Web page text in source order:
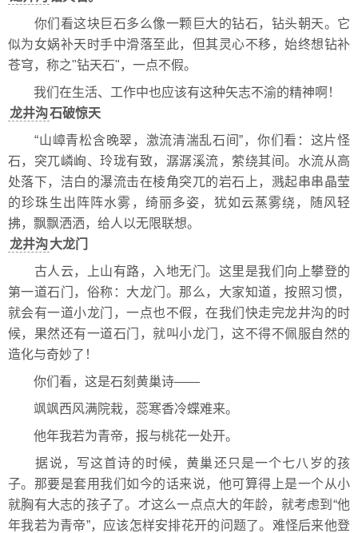
你们看这块巨石多么像一颗巨大的钻石，钻头朝天。它
似为女娲补天时手中滑落至此，但其灵心不移，始终想钻补
苍穹，称之"钻天石"，一点不假。
我们在生活、工作中也应该有这种矢志不渝的精神啊！
龙井沟石破惊天
“山嶂青松含晚翠，激流清湍乱石间”，你们看：这片怪
石，突兀嶙峋、玲珑有致，潺潺溪流，萦绕其间。水流从高
处落下，洁白的瀑流击在棱角突兀的岩石上，溅起串串晶莹
的珍珠生出阵阵水雾，绮丽多姿，犹如云蒸雾绕，随风轻
拂，飘飘洒洒，给人以无限联想。
龙井沟大龙门
古人云，上山有路，入地无门。这里是我们向上攀登的
第一道石门，俗称：大龙门。那么，大家知道，按照习惯，
就会有一道小龙门，一点也不假，在我们快走完龙井沟的时
候，果然还有一道石门，就叫小龙门，这不得不佩服自然的
造化与奇妙了！
你们看，这是石刻黄巢诗——
飒飒西风满院栽，蕊寒香冷蝶难来。
他年我若为青帝，报与桃花一处开。
据说，写这首诗的时候，黄巢还只是一个七八岁的孩
子。那要是套用我们如今的话来说，他可算得上是一个从小
就胸有大志的孩子了。才这么一点点大的年龄，就考虑到“他
年我若为青帝”，应该怎样安排花开的问题了。难怪后来他登